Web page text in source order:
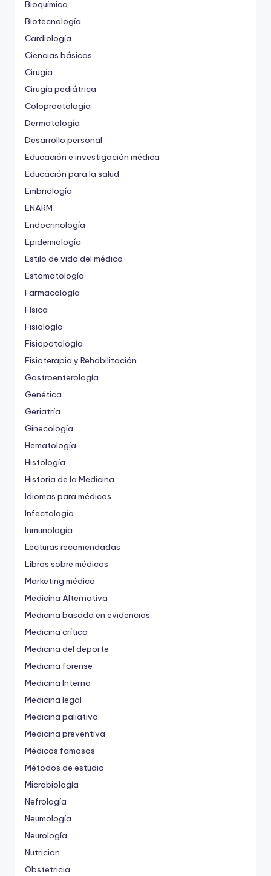
Bioquímica
Biotecnología
Cardiología
Ciencias básicas
Cirugía
Cirugía pediátrica
Coloproctología
Dermatología
Desarrollo personal
Educación e investigación médica
Educación para la salud
Embriología
ENARM
Endocrinología
Epidemiología
Estilo de vida del médico
Estomatología
Farmacología
Física
Fisiología
Fisiopatología
Fisioterapia y Rehabilitación
Gastroenterología
Genética
Geriatría
Ginecología
Hematología
Histología
Historia de la Medicina
Idiomas para médicos
Infectología
Inmunología
Lecturas recomendadas
Libros sobre médicos
Marketing médico
Medicina Alternativa
Medicina basada en evidencias
Medicina crítica
Medicina del deporte
Medicina forense
Medicina Interna
Medicina legal
Medicina paliativa
Medicina preventiva
Médicos famosos
Métodos de estudio
Microbiología
Nefrología
Neumología
Neurología
Nutricion
Obstetricia